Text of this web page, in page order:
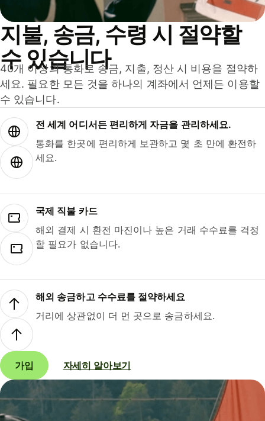
지불, 송금, 수령 시 절약할
수 있습니다
40개 이상의 통화로 송금, 지출, 정산 시 비용을 절약하
세요. 필요한 모든 것을 하나의 계좌에서 언제든 이용할
수 있습니다.
전 세계 어디서든 편리하게 자금을 관리하세요.
통화를 한곳에 편리하게 보관하고 몇 초 만에 환전하
세요.
국제 직불 카드
해외 결제 시 환전 마진이나 높은 거래 수수료를 걱정
할 필요가 없습니다.
해외 송금하고 수수료를 절약하세요
거리에 상관없이 더 먼 곳으로 송금하세요.
가입 자세히 알아보기